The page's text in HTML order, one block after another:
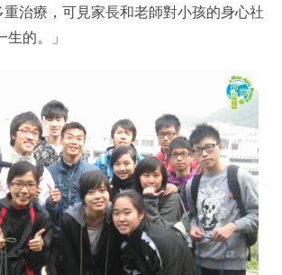
治療，可見家長和老師對小孩的身心社
的。」